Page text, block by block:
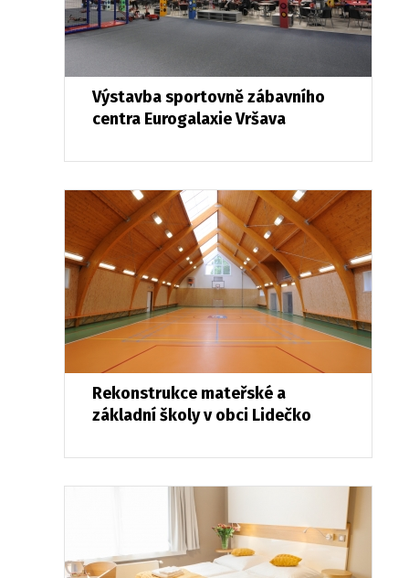
Výstavba sportovně zábavního
centra Eurogalaxie Vršava
Rekonstrukce mateřské a
základní školy v obci Lidečko